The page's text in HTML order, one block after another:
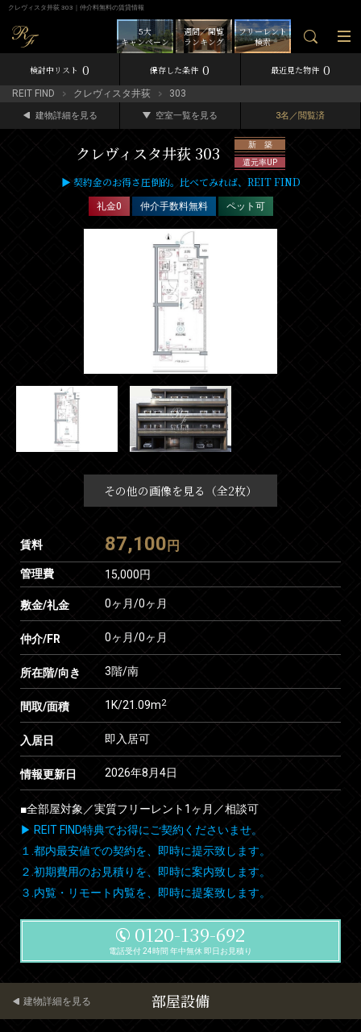
クレヴィスタ井荻 303｜仲介料無料の賃貸情報
フリーレント
検索
週間／閲覧
ランキング
5大
キャンペーン
検討中リスト 0 保存した条件 0 最近見た物件 0
REIT FIND クレヴィスタ井荻 303
建物詳細を見る 空室一覧を見る 3名／閲覧済
クレヴィスタ井荻 303
新 築
還元率UP
▶ 契約金のお得さ圧倒的。比べてみれば、REIT FIND
礼金0 仲介手数料無料 ペット可
その他の画像を見る（全2枚）
賃料 87,100 円
管理費 15,000円
敷金/礼金 0ヶ月/0ヶ月
仲介/FR 0ヶ月/0ヶ月
所在階/向き 3階/南
間取/面積 1K/21.09m2
入居日 即入居可
情報更新日 2026年8月4日
■全部屋対象／実質フリーレント1ヶ月／相談可
▶ REIT FIND特典でお得にご契約くださいませ。
１.都内最安値での契約を、即時に提示致します。
２.初期費用のお見積りを、即時に案内致します。
３.内覧・リモート内覧を、即時に提案致します。
0120-139-692
電話受付 24時間 年中無休 即日お見積り
部屋設備
建物詳細を見る